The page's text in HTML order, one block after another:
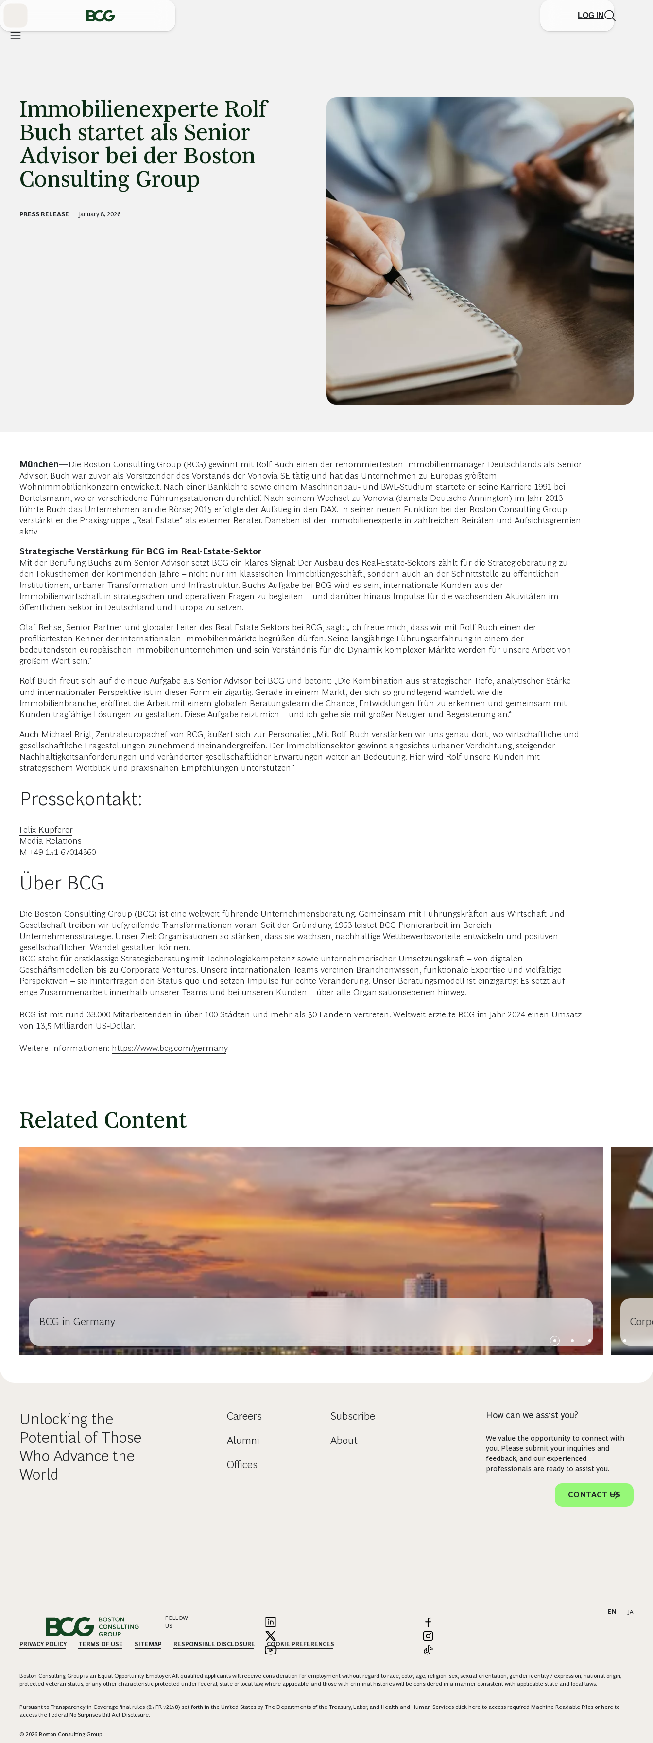
LOG IN
Immobilienexperte Rolf
Buch startet als Senior
Advisor bei der Boston
Consulting Group
PRESS RELEASE January 8, 2026
München—Die Boston Consulting Group (BCG) gewinnt mit Rolf Buch einen der renommiertesten Immobilienmanager Deutschlands als Senior
Advisor. Buch war zuvor als Vorsitzender des Vorstands der Vonovia SE tätig und hat das Unternehmen zu Europas größtem
Wohnimmobilienkonzern entwickelt. Nach einer Banklehre sowie einem Maschinenbau- und BWL-Studium startete er seine Karriere 1991 bei
Bertelsmann, wo er verschiedene Führungsstationen durchlief. Nach seinem Wechsel zu Vonovia (damals Deutsche Annington) im Jahr 2013
führte Buch das Unternehmen an die Börse; 2015 erfolgte der Aufstieg in den DAX. In seiner neuen Funktion bei der Boston Consulting Group
verstärkt er die Praxisgruppe „Real Estate“ als externer Berater. Daneben ist der Immobilienexperte in zahlreichen Beiräten und Aufsichtsgremien
aktiv.
Strategische Verstärkung für BCG im Real-Estate-Sektor
Mit der Berufung Buchs zum Senior Advisor setzt BCG ein klares Signal: Der Ausbau des Real-Estate-Sektors zählt für die Strategieberatung zu
den Fokusthemen der kommenden Jahre – nicht nur im klassischen Immobiliengeschäft, sondern auch an der Schnittstelle zu öffentlichen
Institutionen, urbaner Transformation und Infrastruktur. Buchs Aufgabe bei BCG wird es sein, internationale Kunden aus der
Immobilienwirtschaft in strategischen und operativen Fragen zu begleiten – und darüber hinaus Impulse für die wachsenden Aktivitäten im
öffentlichen Sektor in Deutschland und Europa zu setzen.
Olaf Rehse , Senior Partner und globaler Leiter des Real-Estate-Sektors bei BCG, sagt: „Ich freue mich, dass wir mit Rolf Buch einen der
profiliertesten Kenner der internationalen Immobilienmärkte begrüßen dürfen. Seine langjährige Führungserfahrung in einem der
bedeutendsten europäischen Immobilienunternehmen und sein Verständnis für die Dynamik komplexer Märkte werden für unsere Arbeit von
großem Wert sein.“
Rolf Buch freut sich auf die neue Aufgabe als Senior Advisor bei BCG und betont: „Die Kombination aus strategischer Tiefe, analytischer Stärke
und internationaler Perspektive ist in dieser Form einzigartig. Gerade in einem Markt, der sich so grundlegend wandelt wie die
Immobilienbranche, eröffnet die Arbeit mit einem globalen Beratungsteam die Chance, Entwicklungen früh zu erkennen und gemeinsam mit
Kunden tragfähige Lösungen zu gestalten. Diese Aufgabe reizt mich – und ich gehe sie mit großer Neugier und Begeisterung an.“
Auch Michael Brigl , Zentraleuropachef von BCG, äußert sich zur Personalie: „Mit Rolf Buch verstärken wir uns genau dort, wo wirtschaftliche und
gesellschaftliche Fragestellungen zunehmend ineinandergreifen. Der Immobiliensektor gewinnt angesichts urbaner Verdichtung, steigender
Nachhaltigkeitsanforderungen und veränderter gesellschaftlicher Erwartungen weiter an Bedeutung. Hier wird Rolf unsere Kunden mit
strategischem Weitblick und praxisnahen Empfehlungen unterstützen.“
Pressekontakt:
Felix Kupferer
Media Relations
M +49 151 67014360
Über BCG
Die Boston Consulting Group (BCG) ist eine weltweit führende Unternehmensberatung. Gemeinsam mit Führungskräften aus Wirtschaft und
Gesellschaft treiben wir tiefgreifende Transformationen voran. Seit der Gründung 1963 leistet BCG Pionierarbeit im Bereich
Unternehmensstrategie. Unser Ziel: Organisationen so stärken, dass sie wachsen, nachhaltige Wettbewerbsvorteile entwickeln und positiven
gesellschaftlichen Wandel gestalten können.
BCG steht für erstklassige Strategieberatung mit Technologiekompetenz sowie unternehmerischer Umsetzungskraft – von digitalen
Geschäftsmodellen bis zu Corporate Ventures. Unsere internationalen Teams vereinen Branchenwissen, funktionale Expertise und vielfältige
Perspektiven – sie hinterfragen den Status quo und setzen Impulse für echte Veränderung. Unser Beratungsmodell ist einzigartig: Es setzt auf
enge Zusammenarbeit innerhalb unserer Teams und bei unseren Kunden – über alle Organisationsebenen hinweg.
BCG ist mit rund 33.000 Mitarbeitenden in über 100 Städten und mehr als 50 Ländern vertreten. Weltweit erzielte BCG im Jahr 2024 einen Umsatz
von 13,5 Milliarden US-Dollar.
Weitere Informationen: https://www.bcg.com/germany
Related Content
BCG in Germany
Unlocking the
Potential of Those
Who Advance the
World
Careers
Alumni
Offices
Subscribe
About
How can we assist you?
We value the opportunity to connect with
you. Please submit your inquiries and
feedback, and our experienced
professionals are ready to assist you.
CONTACT US
EN
JA
FOLLOW
US
PRIVACY POLICY TERMS OF USE SITEMAP RESPONSIBLE DISCLOSURE COOKIE PREFERENCES
Boston Consulting Group is an Equal Opportunity Employer. All qualified applicants will receive consideration for employment without regard to race, color, age, religion, sex, sexual orientation, gender identity / expression, national origin,
protected veteran status, or any other characteristic protected under federal, state or local law, where applicable, and those with criminal histories will be considered in a manner consistent with applicable state and local laws.
Pursuant to Transparency in Coverage final rules (85 FR 72158) set forth in the United States by The Departments of the Treasury, Labor, and Health and Human Services click here to access required Machine Readable Files orhere to
access the Federal No Surprises Bill Act Disclosure.
© 2026 Boston Consulting Group